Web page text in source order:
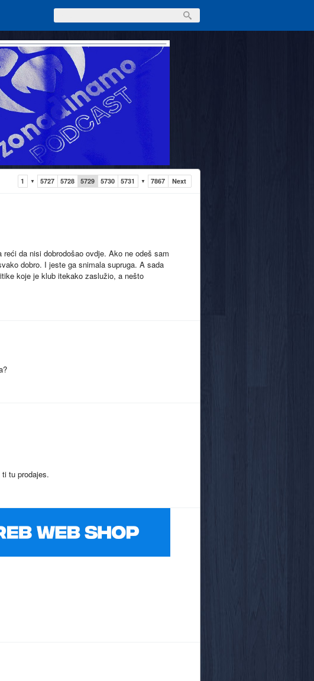
1 ▼ 5727 5728 5729 5730 5731 ▼ 7867 Next
da nisi dobrodošao ovdje. Ako ne odeš sam
dobro. I jeste ga snimala supruga. A sada
koje je klub itekako zaslužio, a nešto
tu prodajes.